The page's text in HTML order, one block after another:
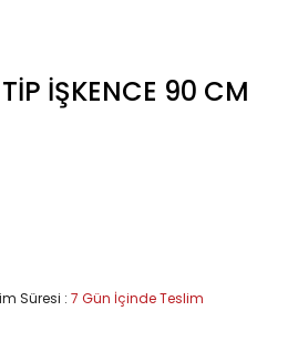
İŞKENCE 90 CM
Süresi : 7 Gün İçinde Teslim